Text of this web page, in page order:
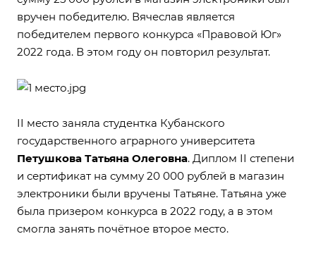
вручен победителю. Вячеслав является
победителем первого конкурса «Правовой Юг»
2022 года. В этом году он повторил результат.
II место заняла студентка Кубанского
государственного аграрного университета
Петушкова Татьяна Олеговна. Диплом II степени
и сертификат на сумму 20 000 рублей в магазин
электроники были вручены Татьяне. Татьяна уже
была призером конкурса в 2022 году, а в этом
смогла занять почётное второе место.